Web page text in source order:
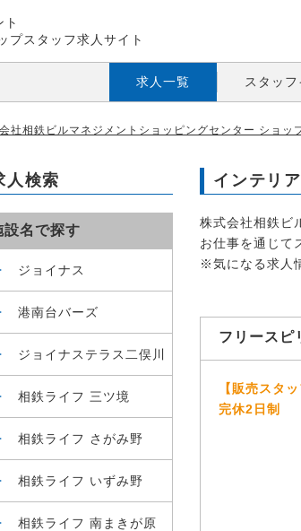
プスタッフ求人サイト
求人一覧 スタッ
社相鉄ビルマネジメントショッピングセンター ショッ
人検索
設名で探す
ジョイナス
港南台バーズ
ジョイナステラス二俣川
相鉄ライフ 三ツ境
相鉄ライフ さがみ野
相鉄ライフ いずみ野
相鉄ライフ 南まきが原
インテリ
株式会社相鉄ビ
お仕事を通じて
※気になる求人
フリースピ
【販売スタ
完休2日制